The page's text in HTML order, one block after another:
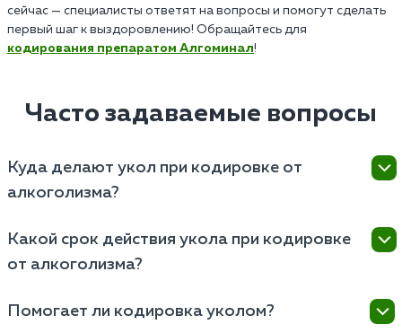
сейчас — специалисты ответят на вопросы и помогут сделать
первый шаг к выздоровлению! Обращайтесь для
кодирования препаратом Алгоминал!
Часто задаваемые вопросы
Куда делают укол при кодировке от
алкоголизма?
внутривенно или внутримышечно, в зависимости от
выбранной методики и препарата. Внутривенное
или на верхнюю часть руки, внутримышечно — в
Какой срок действия укола при кодировке
от алкоголизма?
зависит от используемого препарата и его
Помогает ли кодировка уколом?